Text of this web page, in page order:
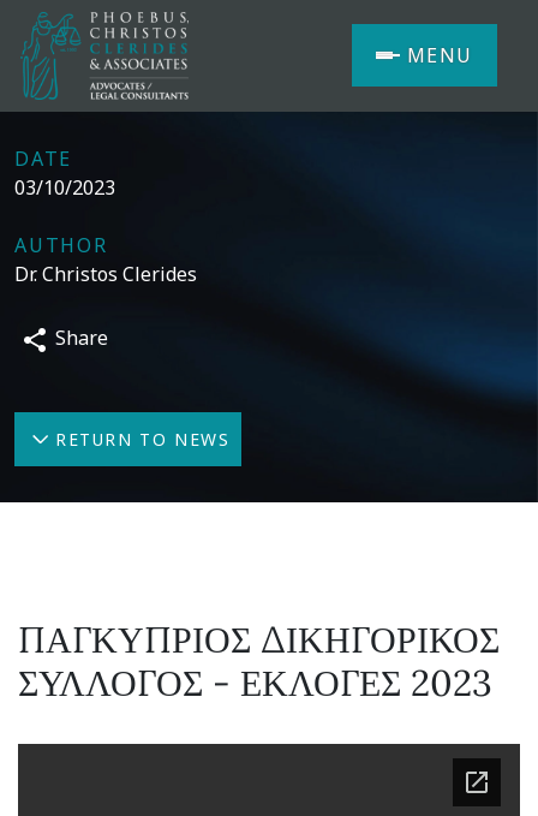
MENU
DATE
03/10/2023
AUTHOR
Dr. Christos Clerides
Share
RETURN TO NEWS
ΠΑΓΚΥΠΡΙΟΣ ΔΙΚΗΓΟΡΙΚΟΣ
ΣΥΛΛΟΓΟΣ - ΕΚΛΟΓΕΣ 2023